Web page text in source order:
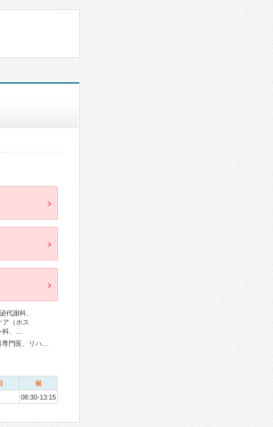
代謝科、
（ホス
科、…
祝
08:30-13:15